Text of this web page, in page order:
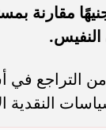
جرام الذهب عيار 21، الأكثر تداولًا
التراجع في
النقدية
عاجل..
وإصابة 6 في تصادم بطريق العلمين